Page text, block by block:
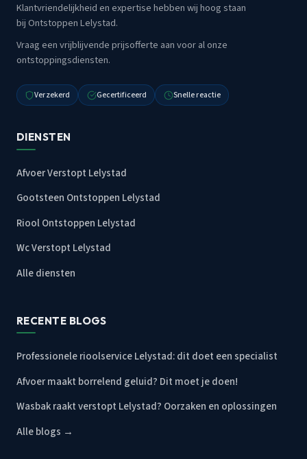
Klantvriendelijkheid en expertise hebben wij hoog staan
bij Ontstoppen Lelystad.
Vraag een vrijblijvende prijsofferte aan voor al onze
ontstoppingsdiensten.
Verzekerd Gecertificeerd Snelle reactie
DIENSTEN
Afvoer Verstopt Lelystad
Gootsteen Ontstoppen Lelystad
Riool Ontstoppen Lelystad
Wc Verstopt Lelystad
Alle diensten
RECENTE BLOGS
Professionele rioolservice Lelystad: dit doet een specialist
Afvoer maakt borrelend geluid? Dit moet je doen!
Wasbak raakt verstopt Lelystad? Oorzaken en oplossingen
Alle blogs →